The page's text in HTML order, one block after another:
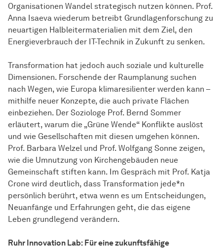
Organisationen Wandel strategisch nutzen können. Prof.
Anna Isaeva wiederum betreibt Grundlagenforschung zu
neuartigen Halbleitermaterialien mit dem Ziel, den
Energieverbrauch der IT-Technik in Zukunft zu senken.
Transformation hat jedoch auch soziale und kulturelle
Dimensionen. Forschende der Raumplanung suchen
nach Wegen, wie Europa klimaresilienter werden kann –
mithilfe neuer Konzepte, die auch private Flächen
einbeziehen. Der Soziologe Prof. Bernd Sommer
erläutert, warum die „Grüne Wende“ Konflikte auslöst
und wie Gesellschaften mit diesen umgehen können.
Prof. Barbara Welzel und Prof. Wolfgang Sonne zeigen,
wie die Umnutzung von Kirchengebäuden neue
Gemeinschaft stiften kann. Im Gespräch mit Prof. Katja
Crone wird deutlich, dass Transformation jede*n
persönlich berührt, etwa wenn es um Entscheidungen,
Neuanfänge und Erfahrungen geht, die das eigene
Leben grundlegend verändern.
Ruhr Innovation Lab: Für eine zukunftsfähige